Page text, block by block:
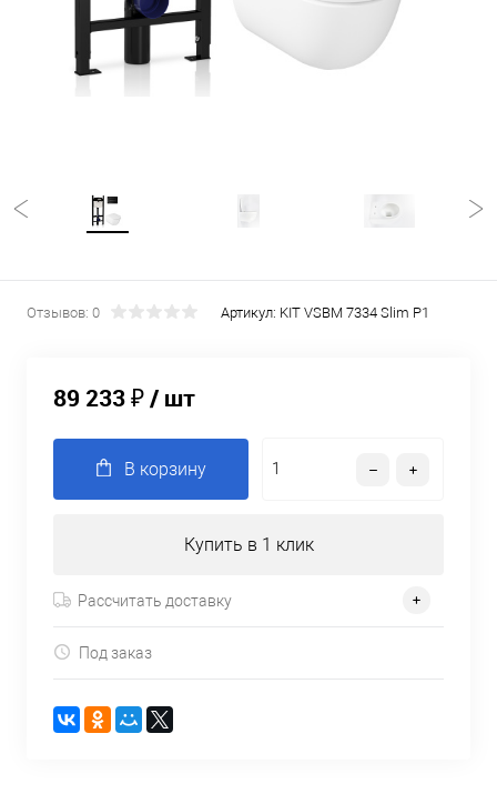
Отзывов: 0 Артикул: KIT VSBM 7334 Slim P1
89 233 ₽/ шт
В корзину
Купить в 1 клик
Рассчитать доставку
Под заказ